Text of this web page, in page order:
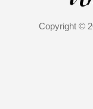
Copyright ©